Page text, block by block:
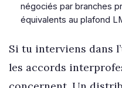
négociés par branches
équivalents au plafond
Si tu interviens dans
les accords